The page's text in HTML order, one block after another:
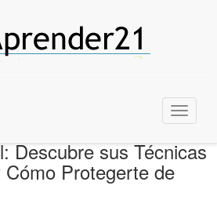
Menu
Descubre sus Técnicas
Protegerte de